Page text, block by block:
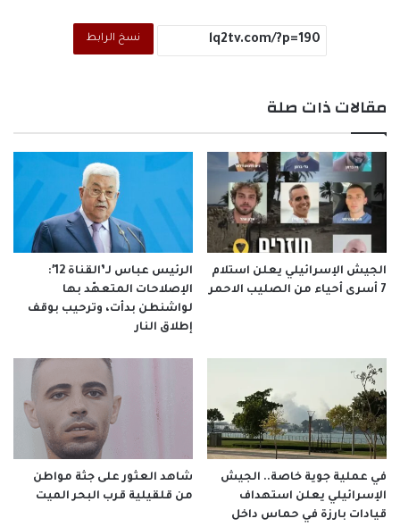
نسخ الرابط
مقالات ذات صلة
الجيش الإسرائيلي يعلن استلام
7 أسرى أحياء من الصليب الاحمر
الرئيس عباس لـ’القناة 12′:
الإصلاحات المتعهّد بها
لواشنطن بدأت، وترحيب بوقف
إطلاق النار
في عملية جوية خاصة.. الجيش
الإسرائيلي يعلن استهداف
قيادات بارزة في حماس داخل
شاهد العثور على جثة مواطن
من قلقيلية قرب البحر الميت